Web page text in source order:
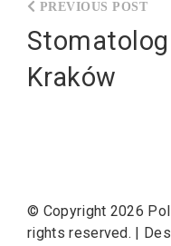
wpisu
Stomatolog
Kraków
© Copyright 2026
rights reserved. |